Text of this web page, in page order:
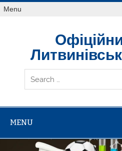
Skip
toMenu
MENU